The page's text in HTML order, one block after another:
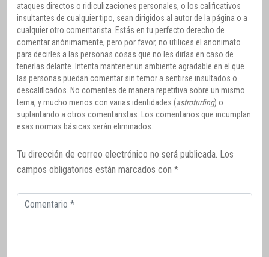
ataques directos o ridiculizaciones personales, o los calificativos
insultantes de cualquier tipo, sean dirigidos al autor de la página o a
cualquier otro comentarista. Estás en tu perfecto derecho de
comentar anónimamente, pero por favor, no utilices el anonimato
para decirles a las personas cosas que no les dirías en caso de
tenerlas delante. Intenta mantener un ambiente agradable en el que
las personas puedan comentar sin temor a sentirse insultados o
descalificados. No comentes de manera repetitiva sobre un mismo
tema, y mucho menos con varias identidades (astroturfing) o
suplantando a otros comentaristas. Los comentarios que incumplan
esas normas básicas serán eliminados.
Tu dirección de correo electrónico no será publicada. Los
campos obligatorios están marcados con *
Comentario